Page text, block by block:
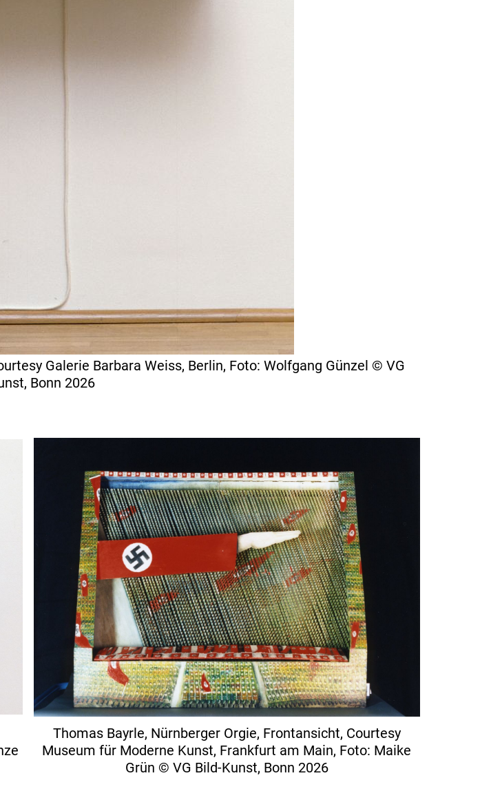
Galerie Barbara Weiss, Berlin, Foto: Wolfgang Günzel © VG
Bonn 2026
Thomas Bayrle, Nürnberger Orgie, Frontansicht, Courtesy
Museum für Moderne Kunst, Frankfurt am Main, Foto: Maike
Grün © VG Bild-Kunst, Bonn 2026